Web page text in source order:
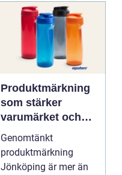
Produktmärkning
som stärker
varumärket och
förenklar vardagen
Genomtänkt
produktmärkning
Jönköping är mer än